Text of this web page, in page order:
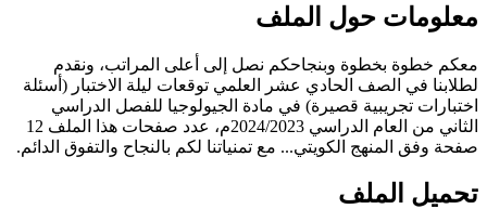
معلومات حول الملف
معكم خطوة بخطوة وبنجاحكم نصل إلى أعلى المراتب، ونقدم
لطلابنا في الصف الحادي عشر العلمي توقعات ليلة الاختبار (أسئلة
اختبارات تجريبية قصيرة) في مادة الجيولوجيا للفصل الدراسي
الثاني من العام الدراسي 2024/2023م، عدد صفحات هذا الملف 12
صفحة وفق المنهج الكويتي... مع تمنياتنا لكم بالنجاح والتفوق الدائم.
تحميل الملف